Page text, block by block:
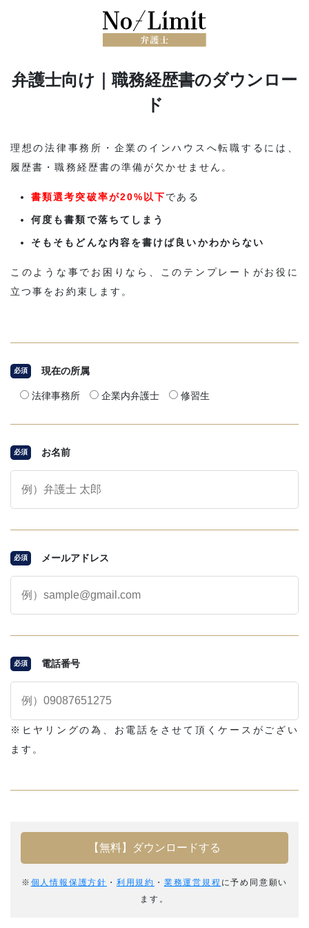
弁護士向け｜職務経歴書のダウンロー
ド
理想の法律事務所・企業のインハウスへ転職するには、
履歴書・職務経歴書の準備が欠かせません。
書類選考突破率が20%以下である
何度も書類で落ちてしまう
そもそもどんな内容を書けば良いかわからない
このような事でお困りなら、このテンプレートがお役に
立つ事をお約束します。
必須 現在の所属
法律事務所 企業内弁護士 修習生
必須 お名前
必須 メールアドレス
必須 電話番号
※ヒヤリングの為、お電話をさせて頂くケースがござい
ます。
※ 個人情報保護方針 ・ 利用規約 ・ 業務運営規程 に予め同意願い
ます。